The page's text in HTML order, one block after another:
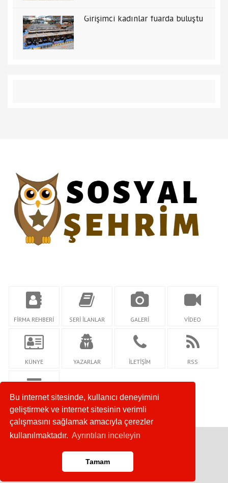
Bu internet sitesinde, kullanıcı deneyimini
geliştirmek ve internet sitesinin verimli
çalışmasını sağlamak amacıyla çerezler
kullanılmaktadır. Ayrıntıları inceleyin
Tamam
Girişimci kadınlar fuarda buluştu
FİRMA REHBERİ SERİ İLANLAR GALERİ VİDEO
KÜNYE YAZARLAR İLETİŞİM RSS
Anasayfa
RSS